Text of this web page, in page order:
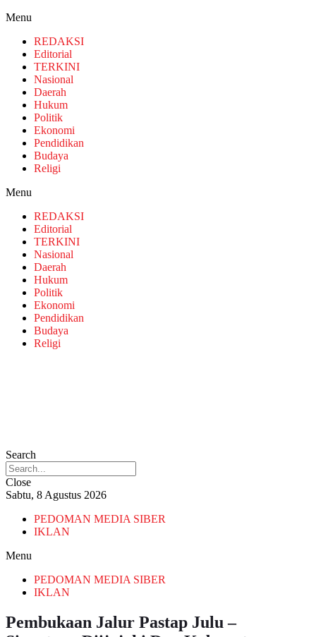
Menu
REDAKSI
Editorial
TERKINI
Nasional
Daerah
Hukum
Politik
Ekonomi
Pendidikan
Budaya
Religi
Menu
REDAKSI
Editorial
TERKINI
Nasional
Daerah
Hukum
Politik
Ekonomi
Pendidikan
Budaya
Religi
Search
Close
Sabtu, 8 Agustus 2026
PEDOMAN MEDIA SIBER
IKLAN
Menu
PEDOMAN MEDIA SIBER
IKLAN
Pembukaan Jalur Pastap Julu –